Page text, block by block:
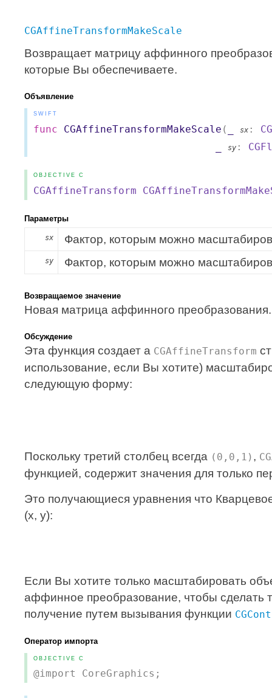
CGAffineTransformMakeScale
Возвращает матрицу аффинного
которые Вы обеспечиваете.
Объявление
SWIFT
func CGAffineTransformMakeScale ( sx :
sy :
OBJECTIVE C
CGAffineTransform
Параметры
sx Фактор, которым можно
sy Фактор, которым можно
Возвращаемое значение
Новая матрица аффинного преобразования.
Обсуждение
Эта функция создает a CGAffineTransform
использование, если Вы хотите)
следующую форму:
Поскольку третий столбец всегда (0,0,1) ,
функцией, содержит значения для только
Это получающиеся уравнения что
(x, y):
Если Вы хотите только масштабировать
аффинное преобразование, чтобы
получение путем вызывания функции
Оператор импорта
OBJECTIVE C
@import CoreGraphics;